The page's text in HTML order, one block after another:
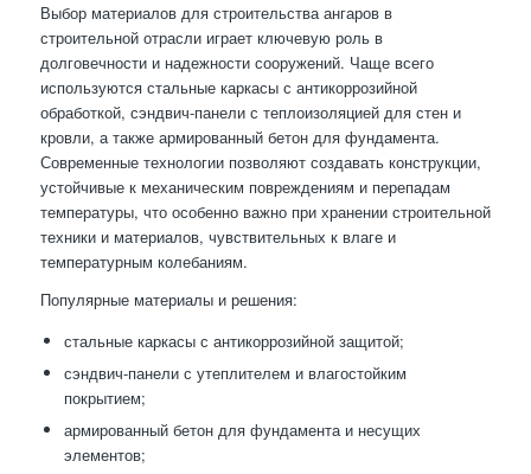
Выбор материалов для строительства ангаров в
строительной отрасли играет ключевую роль в
долговечности и надежности сооружений. Чаще всего
используются стальные каркасы с антикоррозийной
обработкой, сэндвич-панели с теплоизоляцией для стен и
кровли, а также армированный бетон для фундамента.
Современные технологии позволяют создавать конструкции,
устойчивые к механическим повреждениям и перепадам
температуры, что особенно важно при хранении строительной
техники и материалов, чувствительных к влаге и
температурным колебаниям.
Популярные материалы и решения:
стальные каркасы с антикоррозийной защитой;
сэндвич-панели с утеплителем и влагостойким
покрытием;
армированный бетон для фундамента и несущих
элементов;